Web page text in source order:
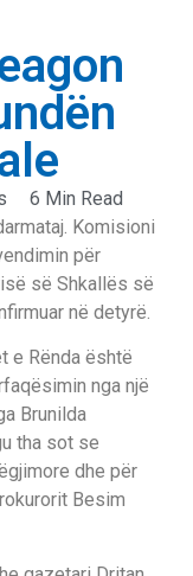
6 Min Read
Komisioni
për
së Shkallës së
në detyrë.
e Rënda është
nga një
Brunilda
tha sot se
dhe për
Besim